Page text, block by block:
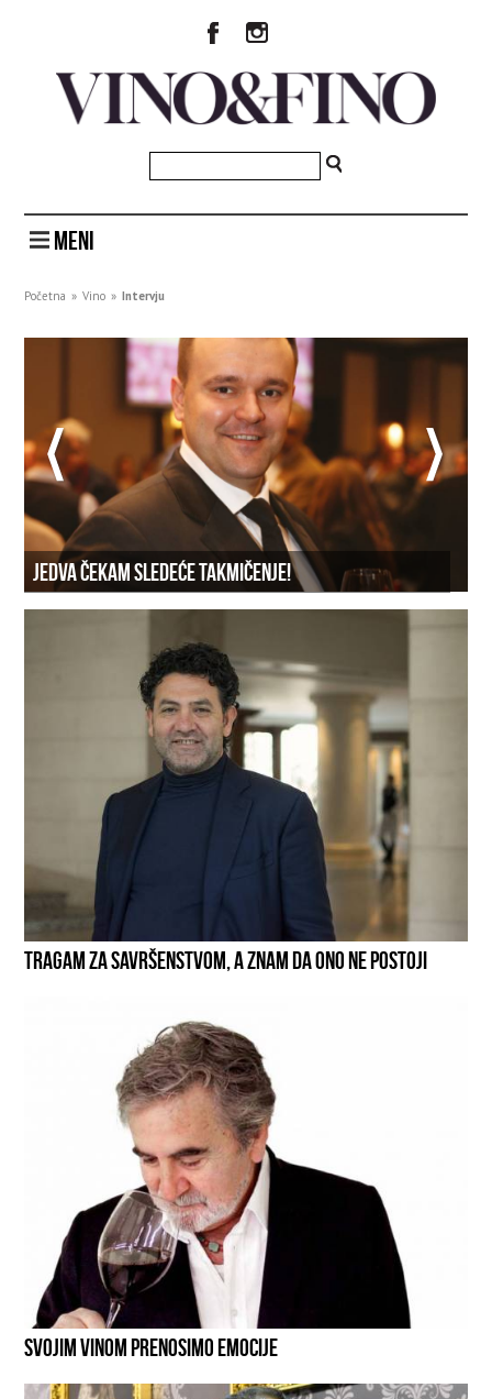
MENI
Početna » Vino » Intervju
JEDVA ČEKAM SLEDEĆE TAKMIČENJE!
TRAGAM ZA SAVRŠENSTVOM, A ZNAM DA ONO NE POSTOJI
SVOJIM VINOM PRENOSIMO EMOCIJE